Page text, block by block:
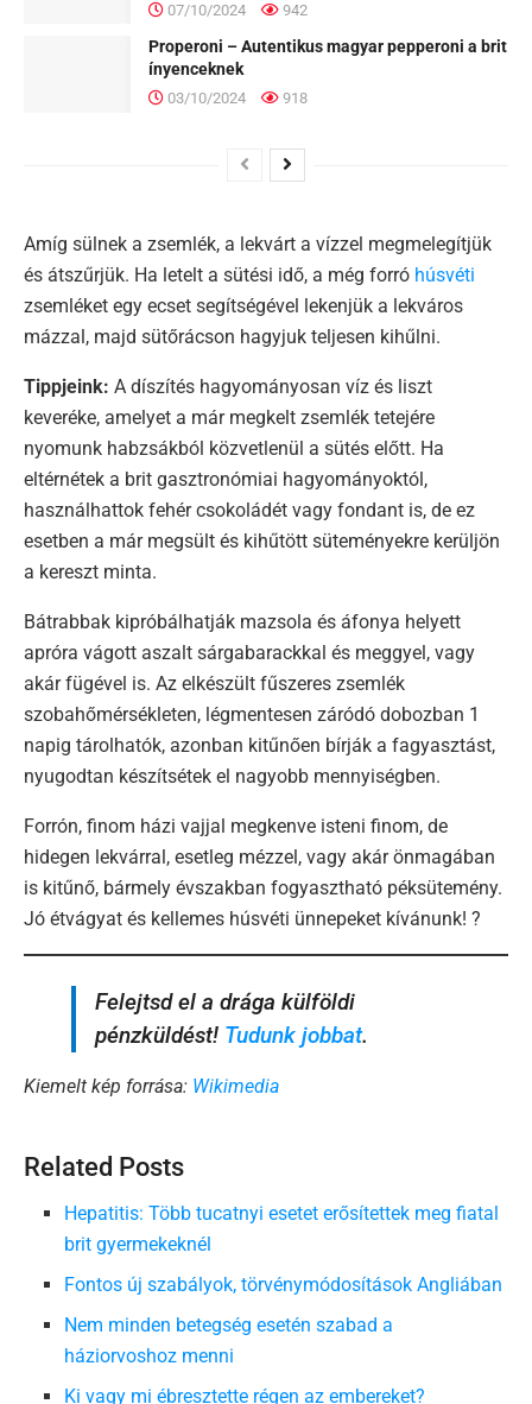
07/10/2024 942
Properoni – Autentikus magyar pepperoni a brit
ínyenceknek
03/10/2024 918
Amíg sülnek a zsemlék, a lekvárt a vízzel megmelegítjük
és átszűrjük. Ha letelt a sütési idő, a még forró húsvéti
zsemléket egy ecset segítségével lekenjük a lekváros
mázzal, majd sütőrácson hagyjuk teljesen kihűlni.
Tippjeink: A díszítés hagyományosan víz és liszt
keveréke, amelyet a már megkelt zsemlék tetejére
nyomunk habzsákból közvetlenül a sütés előtt. Ha
eltérnétek a brit gasztronómiai hagyományoktól,
használhattok fehér csokoládét vagy fondant is, de ez
esetben a már megsült és kihűtött süteményekre kerüljön
a kereszt minta.
Bátrabbak kipróbálhatják mazsola és áfonya helyett
apróra vágott aszalt sárgabarackkal és meggyel, vagy
akár fügével is. Az elkészült fűszeres zsemlék
szobahőmérsékleten, légmentesen záródó dobozban 1
napig tárolhatók, azonban kitűnően bírják a fagyasztást,
nyugodtan készítsétek el nagyobb mennyiségben.
Forrón, finom házi vajjal megkenve isteni finom, de
hidegen lekvárral, esetleg mézzel, vagy akár önmagában
is kitűnő, bármely évszakban fogyasztható péksütemény.
Jó étvágyat és kellemes húsvéti ünnepeket kívánunk! ?
Felejtsd el a drága külföldi
pénzküldést! Tudunk jobbat.
Kiemelt kép forrása: Wikimedia
Related Posts
Hepatitis: Több tucatnyi esetet erősítettek meg fiatal
brit gyermekeknél
Fontos új szabályok, törvénymódosítások Angliában
Nem minden betegség esetén szabad a
háziorvoshoz menni
Ki vagy mi ébresztette régen az embereket?